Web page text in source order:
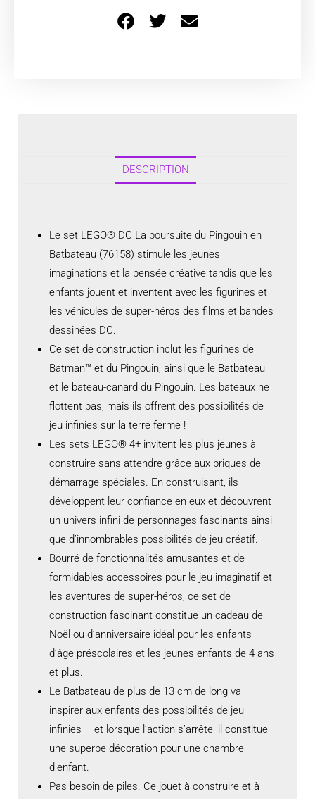
DESCRIPTION
Le set LEGO® DC La poursuite du Pingouin en
Batbateau (76158) stimule les jeunes
imaginations et la pensée créative tandis que les
enfants jouent et inventent avec les figurines et
les véhicules de super-héros des films et bandes
dessinées DC.
Ce set de construction inclut les figurines de
Batman™ et du Pingouin, ainsi que le Batbateau
et le bateau-canard du Pingouin. Les bateaux ne
flottent pas, mais ils offrent des possibilités de
jeu infinies sur la terre ferme !
Les sets LEGO® 4+ invitent les plus jeunes à
construire sans attendre grâce aux briques de
démarrage spéciales. En construisant, ils
développent leur confiance en eux et découvrent
un univers infini de personnages fascinants ainsi
que d’innombrables possibilités de jeu créatif.
Bourré de fonctionnalités amusantes et de
formidables accessoires pour le jeu imaginatif et
les aventures de super-héros, ce set de
construction fascinant constitue un cadeau de
Noël ou d’anniversaire idéal pour les enfants
d’âge préscolaires et les jeunes enfants de 4 ans
et plus.
Le Batbateau de plus de 13 cm de long va
inspirer aux enfants des possibilités de jeu
infinies – et lorsque l’action s’arrête, il constitue
une superbe décoration pour une chambre
d’enfant.
Pas besoin de piles. Ce jouet à construire et à